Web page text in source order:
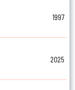
1997
2025